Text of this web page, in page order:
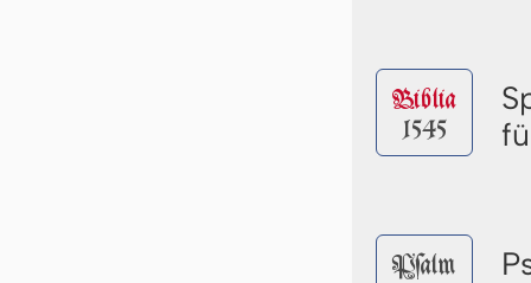
Biblia
1545
Pſalm